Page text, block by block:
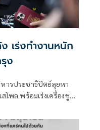
เร่งทำงานหนัก
ง
ารประชาธิปัตย์ลุยหา
โพล พร้อมเร่งเครื่องชู